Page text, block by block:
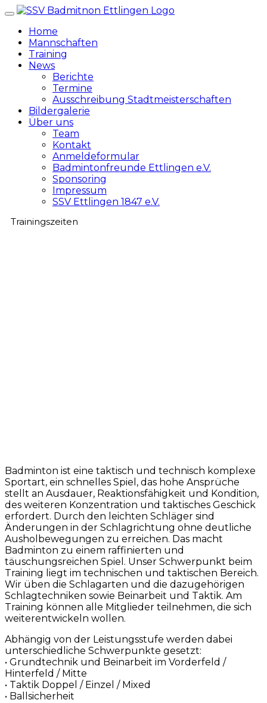
Zum
springen
Home
Mannschaften
Training
News
Berichte
Termine
Ausschreibung Stadtmeisterschaften
Bildergalerie
Über uns
Team
Kontakt
Anmeldeformular
Badmintonfreunde Ettlingen e.V.
Sponsoring
Impressum
SSV Ettlingen 1847 e.V.
Trainingszeiten
Badminton ist eine taktisch und technisch komplexe
Sportart, ein schnelles Spiel, das hohe Ansprüche
stellt an Ausdauer, Reaktionsfähigkeit und Kondition,
des weiteren Konzentration und taktisches Geschick
erfordert. Durch den leichten Schläger sind
Änderungen in der Schlagrichtung ohne deutliche
Ausholbewegungen zu erreichen. Das macht
Badminton zu einem raffinierten und
täuschungsreichen Spiel. Unser Schwerpunkt beim
Training liegt im technischen und taktischen Bereich.
Wir üben die Schlagarten und die dazugehörigen
Schlagtechniken sowie Beinarbeit und Taktik. Am
Training können alle Mitglieder teilnehmen, die sich
weiterentwickeln wollen.
Abhängig von der Leistungsstufe werden dabei
unterschiedliche Schwerpunkte gesetzt:
• Grundtechnik und Beinarbeit im Vorderfeld /
Hinterfeld / Mitte
• Taktik Doppel / Einzel / Mixed
• Ballsicherheit